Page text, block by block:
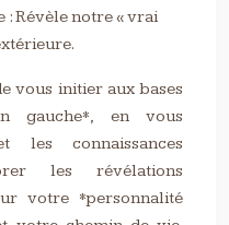
Révèle notre « vrai
vous initier aux bases
gauche*, en vous
les connaissances
les révélations
votre *personnalité